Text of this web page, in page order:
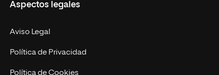
Empresa
MBA
Marketing y Comunicación
Ingeniería
Nuestro Equipo
Contacto
Aspectos legales
Aviso Legal
Política de Privacidad
Política de Cookies